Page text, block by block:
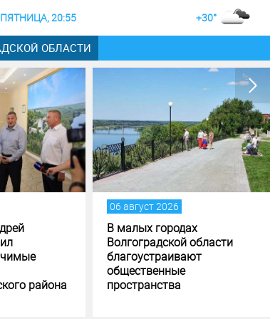
20:55 +30°
ОБЛАСТИ
2026
городах
области
05 август 2026
Андрей Бочаров
задачи по
формированию
Волгоградской